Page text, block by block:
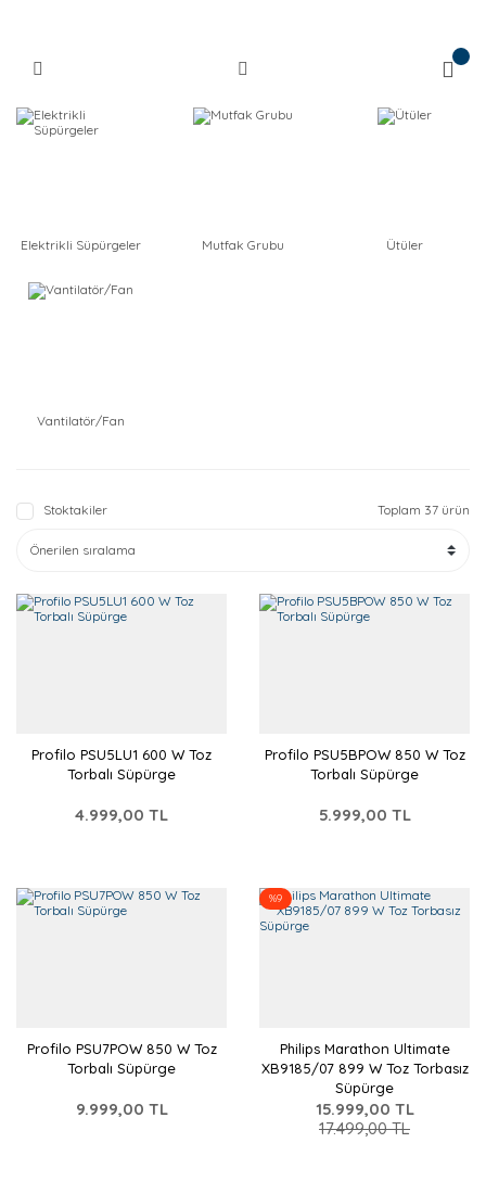
Elektrikli Süpürgeler Mutfak Grubu Ütüler
Vantilatör/Fan
Stoktakiler Toplam 37 ürün
Profilo PSU5LU1 600 W Toz
Torbalı Süpürge
4.999,00 TL
Profilo PSU5BPOW 850 W Toz
Torbalı Süpürge
5.999,00 TL
Profilo PSU7POW 850 W Toz
Torbalı Süpürge
9.999,00 TL
%9
Philips Marathon Ultimate
XB9185/07 899 W Toz Torbasız
Süpürge
15.999,00 TL
17.499,00 TL